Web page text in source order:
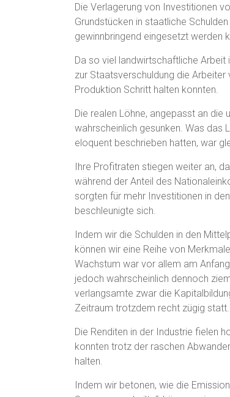
Die Verlagerung von Investitionen
Grundstücken in staatliche
gewinnbringend eingesetzt werden
Da so viel landwirtschaftliche
zur Staatsverschuldung die
Produktion Schritt halten konnten.
Die realen Löhne, angepasst an
wahrscheinlich gesunken. Was das
eloquent beschrieben hatten, war
Ihre Profitraten stiegen weiter an,
während der Anteil des
sorgten für mehr Investitionen in
beschleunigte sich.
Indem wir die Schulden in den
können wir eine Reihe von
Wachstum war vor allem am
jedoch wahrscheinlich dennoch
verlangsamte zwar die
Zeitraum trotzdem recht zügig statt.
Die Renditen in der Industrie fielen
konnten trotz der raschen
halten.
Indem wir betonen, wie die